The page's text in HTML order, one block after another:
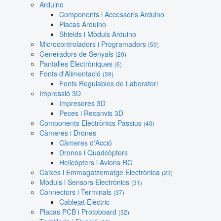
Arduino
Components i Accessoris Arduino
Placas Arduino
Shields i Mòduls Arduino
Microcontroladors i Programadors (59)
Generadors de Senyals (20)
Pantalles Electròniques (6)
Fonts d'Alimentació (39)
Fonts Regulables de Laboratori
Impressió 3D
Impresores 3D
Peces i Recanvis 3D
Components Electrònics Passius (40)
Càmeres i Drones
Càmeres d'Acció
Drones i Quadcòpters
Helicòpters i Avions RC
Caixes i Emmagatzematge Electrònica (23)
Mòduls i Sensors Electrònics (31)
Connectors i Terminals (37)
Cablejat Elèctric
Placas PCB i Protoboard (32)